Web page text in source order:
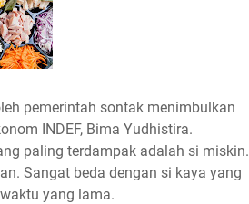
pemerintah sontak menimbulkan
INDEF, Bima Yudhistira.
paling terdampak adalah si miskin.
Sangat beda dengan si kaya yang
yang lama.